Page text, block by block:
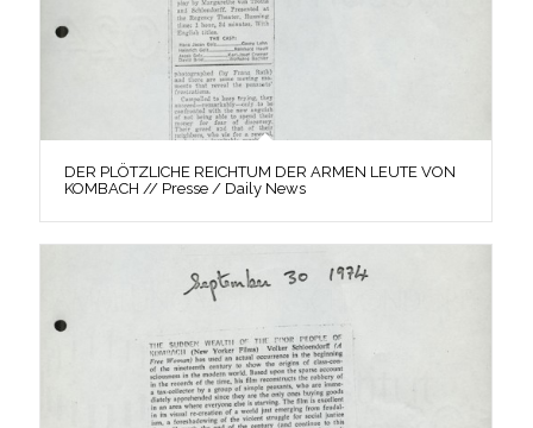
DER PLÖTZLICHE REICHTUM DER ARMEN LEUTE VON
KOMBACH // Presse / Daily News